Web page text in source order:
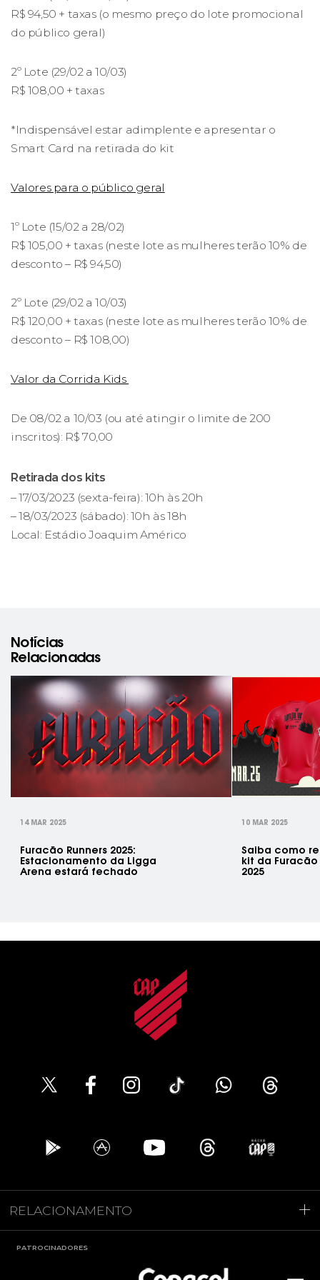
R$ 94,50 + taxas (o mesmo preço do lote promocional
do público geral)
2º Lote (29/02 a 10/03)
R$ 108,00 + taxas
*Indispensável estar adimplente e apresentar o
Smart Card na retirada do kit
Valores para o público geral
1º Lote (15/02 a 28/02)
R$ 105,00 + taxas (neste lote as mulheres terão 10% de
desconto – R$ 94,50)
2º Lote (29/02 a 10/03)
R$ 120,00 + taxas (neste lote as mulheres terão 10% de
desconto – R$ 108,00)
Valor da Corrida Kids
De 08/02 a 10/03 (ou até atingir o limite de 200
inscritos): R$ 70,00
Retirada dos kits
– 17/03/2023 (sexta-feira): 10h às 20h
– 18/03/2023 (sábado): 10h às 18h
Local: Estádio Joaquim Américo
Notícias
Relacionadas
14 MAR 2025
Furacão Runners 2025:
Estacionamento da Ligga
Arena estará fechado
10 MAR 2025
Saiba como
kit da Furacão
2025
RELACIONAMENTO
PATROCINADORES